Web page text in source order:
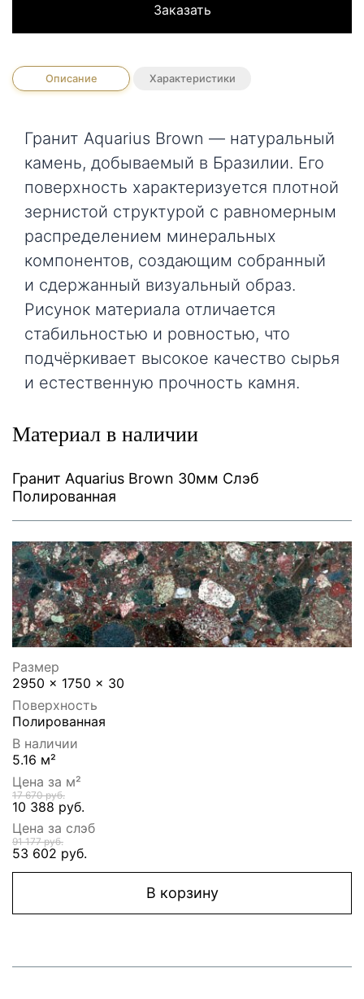
Заказать
Описание Характеристики
Гранит Aquarius Brown — натуральный
камень, добываемый в Бразилии. Его
поверхность характеризуется плотной
зернистой структурой с равномерным
распределением минеральных
компонентов, создающим собранный
и сдержанный визуальный образ.
Рисунок материала отличается
стабильностью и ровностью, что
подчёркивает высокое качество сырья
и естественную прочность камня.
Материал в наличии
Гранит Aquarius Brown 30мм Слэб
Полированная
Размер
2950 x 1750 x 30
Поверхность
Полированная
В наличии
5.16 м²
Цена за м²
17 670 руб.
10 388 руб.
Цена за слэб
91 177 руб.
53 602 руб.
В корзину